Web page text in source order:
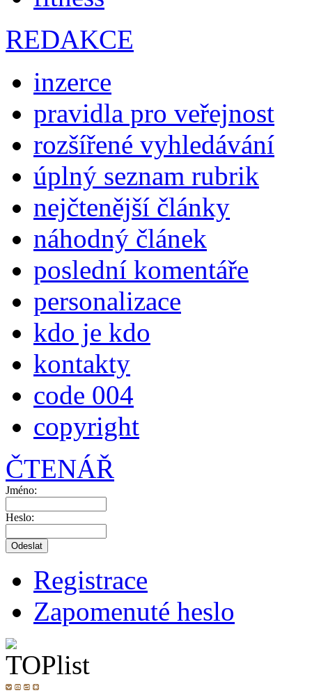
REDAKCE
inzerce
pravidla pro veřejnost
rozšířené vyhledávání
úplný seznam rubrik
nejčtenější články
náhodný článek
poslední komentáře
personalizace
kdo je kdo
kontakty
code 004
copyright
ČTENÁŘ
Jméno:
Heslo:
Registrace
Zapomenuté heslo